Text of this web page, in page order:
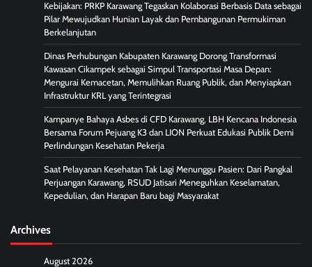
Kebijakan: PRKP Karawang Tegaskan Kolaborasi Berbasis Data sebagai
Pilar Mewujudkan Hunian Layak dan Pembangunan Permukiman
Berkelanjutan
Dinas Perhubungan Kabupaten Karawang Dorong Transformasi
Kawasan Cikampek sebagai Simpul Transportasi Masa Depan:
Mengurai Kemacetan, Memulihkan Ruang Publik, dan Menyiapkan
Infrastruktur KRL yang Terintegrasi
Kampanye Bahaya Asbes di CFD Karawang, LBH Kencana Indonesia
Bersama Forum Pejuang K3 dan LION Perkuat Edukasi Publik Demi
Perlindungan Kesehatan Pekerja
Saat Pelayanan Kesehatan Tak Lagi Menunggu Pasien: Dari Pangkal
Perjuangan Karawang, RSUD Jatisari Meneguhkan Keselamatan,
Kepedulian, dan Harapan Baru bagi Masyarakat
Archives
August 2026